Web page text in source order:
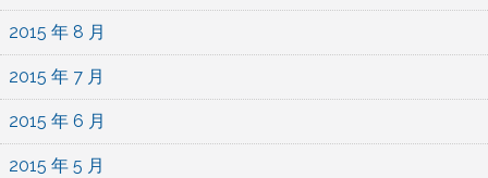
2015 年 8 月
2015 年 7 月
2015 年 6 月
2015 年 5 月